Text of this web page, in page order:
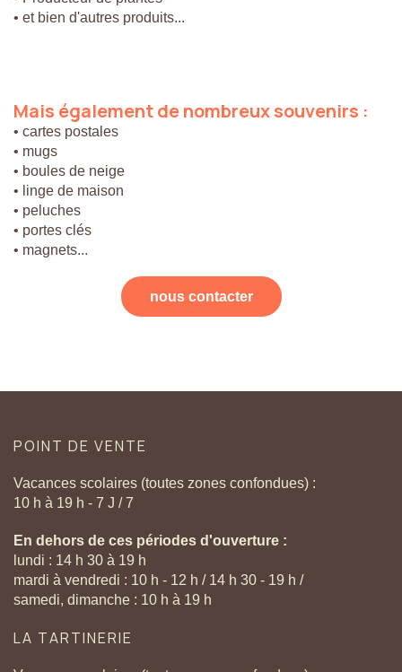
• et bien d'autres produits...
Mais égalementdenombreuxsouvenirs :
• cartes postales
• mugs
• boules de neige
• linge de maison
• peluches
• portes clés
• magnets...
nous contacter
POINT DE VENTE
Vacances scolaires (toutes zones confondues) :
10 h à 19 h - 7 J / 7
En dehors de ces périodes d'ouverture :
lundi : 14 h 30 à 19 h
mardi à vendredi : 10 h - 12 h / 14 h 30 - 19 h /
samedi, dimanche : 10 h à 19 h
LA TARTINERIE